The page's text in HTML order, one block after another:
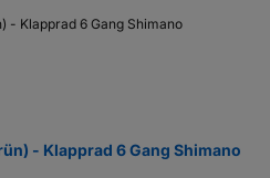
- Klapprad 6 Gang Shimano
- Klapprad 6 Gang Shimano